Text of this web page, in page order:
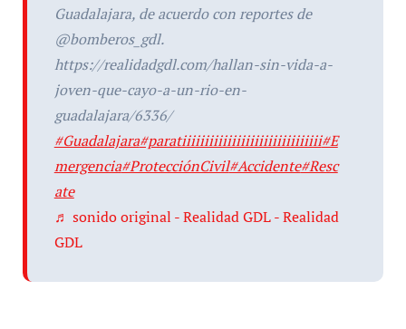
Guadalajara, de acuerdo con reportes de
@bomberos_gdl.
https://realidadgdl.com/hallan-sin-vida-a-
joven-que-cayo-a-un-rio-en-
guadalajara/6336/
#Guadalajara#paratiiiiiiiiiiiiiiiiiiiiiiiiiiiiiii#E
mergencia#ProtecciónCivil#Accidente#Resc
ate
♬ sonido original - Realidad GDL - Realidad
GDL